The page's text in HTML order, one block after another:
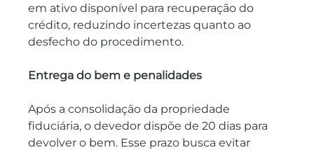
em ativo disponível para recuperação do
crédito, reduzindo incertezas quanto ao
desfecho do procedimento.
Entrega do bem e penalidades
Após a consolidação da propriedade
fiduciária, o devedor dispõe de 20 dias para
devolver o bem. Esse prazo busca evitar